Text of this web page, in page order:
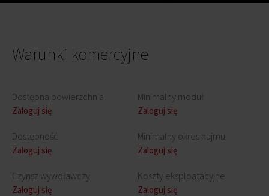
Warunki komercyjne
Dostępna powierzchnia
Zaloguj się
Dostępność
Zaloguj się
Czynsz wywoławczy
Zaloguj się
Minimalny moduł
Zaloguj się
Minimalny okres najmu
Zaloguj się
Koszty eksploatacyjne
Zaloguj się